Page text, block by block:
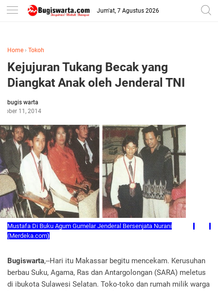
-->
Jum'at, 7 Agustus 2026
Home › Tokoh
Kejujuran Tukang Becak yang
Diangkat Anak oleh Jenderal TNI
bugis warta
11, 2014
Mustafa Di Buku Agum Gumelar Jenderal Bersenjata Nurani
(Merdeka.com)
Bugiswarta,--Hari itu Makassar begitu mencekam. Kerusuhan
berbau Suku, Agama, Ras dan Antargolongan (SARA) meletus
di ibukota Sulawesi Selatan. Toko-toko dan rumah milik warga